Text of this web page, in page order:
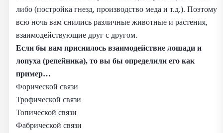
либо (постройка гнезд, производство меда и т.д.). Поэтому
всю ночь вам снились различные животные и растения,
взаимодействующие друг с другом.
Если бы вам приснилось взаимодействие лошади и
лопуха (репейника), то вы бы определили его как
пример…
Форической связи
Трофической связи
Топической связи
Фабрической связи